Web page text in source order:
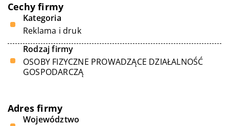
Cechy firmy
Kategoria
Reklama i druk
Rodzaj firmy
OSOBY FIZYCZNE PROWADZĄCE DZIAŁALNOŚĆ
GOSPODARCZĄ
Adres firmy
Województwo